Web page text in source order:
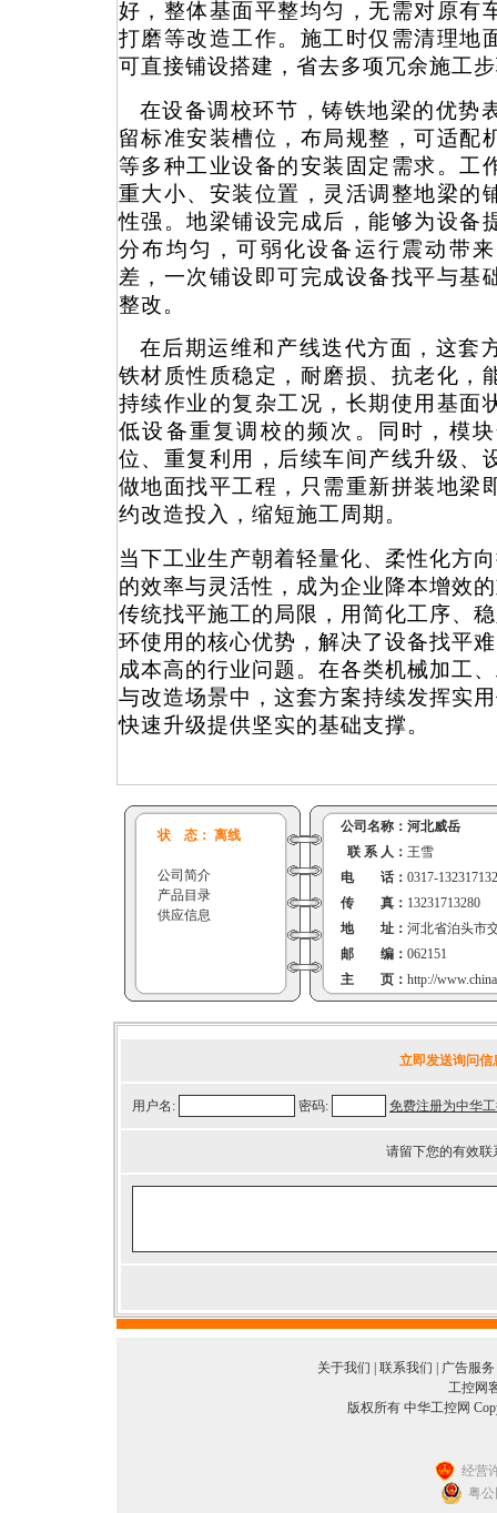
好，整体基面平整均匀，无需对原有
打磨等改造工作。施工时仅需清理地
可直接铺设搭建，省去多项冗余施工
在设备调校环节，铸铁地梁的优势
留标准安装槽位，布局规整，可适配
等多种工业设备的安装固定需求。工
重大小、安装位置，灵活调整地梁的
性强。地梁铺设完成后，能够为设备
分布均匀，可弱化设备运行震动带
差，一次铺设即可完成设备找平与基
整改。
在后期运维和产线迭代方面，这套
铁材质性质稳定，耐磨损、抗老化，
持续作业的复杂工况，长期使用基面
低设备重复调校的频次。同时，模
位、重复利用，后续车间产线升级、
做地面找平工程，只需重新拼装地梁
约改造投入，缩短施工周期。
当下工业生产朝着轻量化、柔性化方
的效率与灵活性，成为企业降本增效
传统找平施工的局限，用简化工序、
环使用的核心优势，解决了设备找平
成本高的行业问题。在各类机械加工
与改造场景中，这套方案持续发挥实
快速升级提供坚实的基础支撑。
状 态： 离线
公司简介
产品目录
供应信息
公司名称： 河北威岳
联 系 人： 王雪
电 话： 0317-
传 真： 13231713280
地 址： 河北省泊头市
邮 编： 062151
主 页： http://
立即发送询问信
用户名: 密码: 免费注册为中华
请留下您的有效
关于我们 联系我们 广告服务
工控网
版权所有 中华工控网
经营
粤公